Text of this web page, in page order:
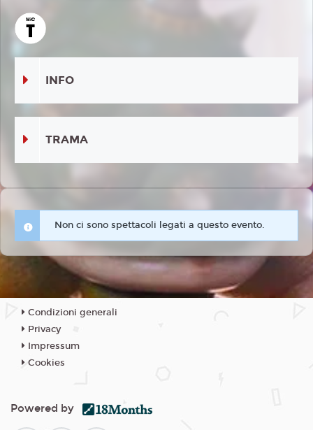
INFO
TRAMA
Non ci sono spettacoli legati a questo evento.
Condizioni generali
Privacy
Impressum
Cookies
Powered by